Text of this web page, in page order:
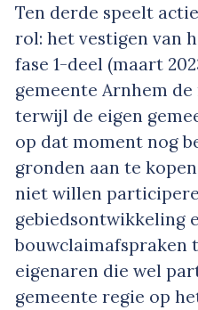
Ten derde speelt
rol: het vestigen van
fase 1-deel (maart
gemeente Arnhem
terwijl de eigen
op dat moment nog
gronden aan te
niet willen
gebiedsontwikkeling
bouwclaimafspraken
eigenaren die wel
gemeente regie op